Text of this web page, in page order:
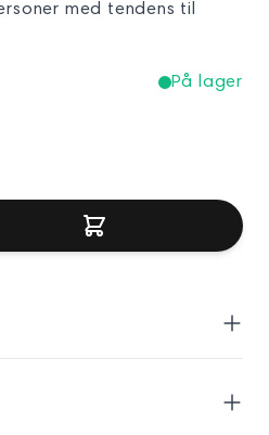
med tendens til
På lager